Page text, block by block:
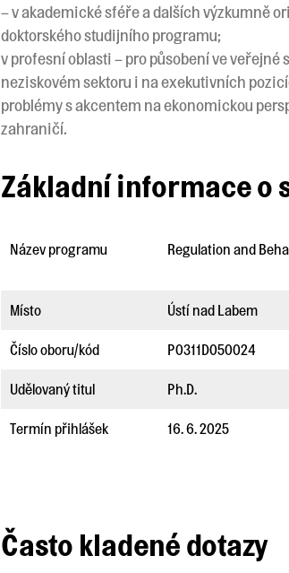
– v akademické sféře a dalších výzkumně
doktorského studijního programu;
v profesní oblasti – pro působení ve
neziskovém sektoru i na exekutivních
problémy s akcentem na ekonomickou
zahraničí.
Základní informace o
Název programu Regulation and
Místo Ústí nad Labem
Číslo oboru/kód P0311D050024
Udělovaný titul Ph.D.
Termín přihlášek 16. 6. 2025
Často kladené dotazy